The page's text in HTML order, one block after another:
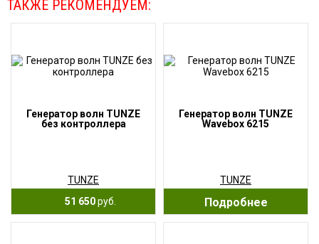
ТАКЖЕ РЕКОМЕНДУЕМ:
Генератор волн TUNZE
без контроллера
TUNZE
51 650руб.
Генератор волн TUNZE
Wavebox 6215
TUNZE
Подробнее